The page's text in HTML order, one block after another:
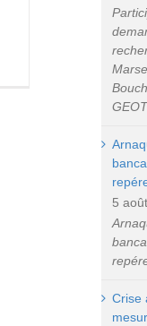
5
Crise